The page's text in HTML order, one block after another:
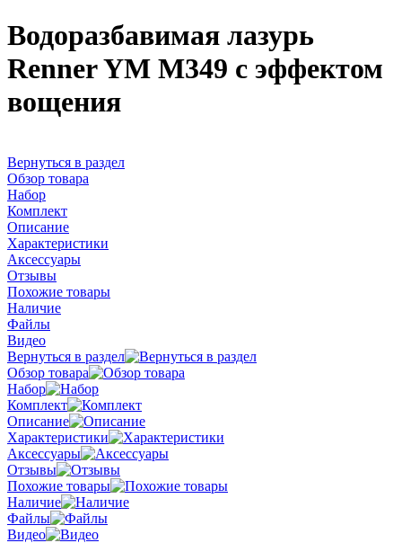
Водоразбавимая лазурь
Renner YM M349 с эффектом
вощения
Вернуться в раздел
Обзор товара
Набор
Комплект
Описание
Характеристики
Аксессуары
Отзывы
Похожие товары
Наличие
Файлы
Видео
Вернуться в раздел
Обзор товара
Набор
Комплект
Описание
Характеристики
Аксессуары
Отзывы
Похожие товары
Наличие
Файлы
Видео